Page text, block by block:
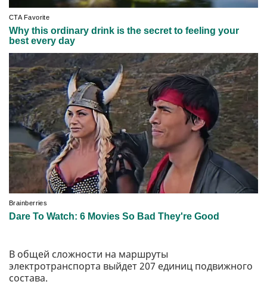
В общей сложности на маршруты
электротранспорта выйдет 207 единиц подвижного
состава.